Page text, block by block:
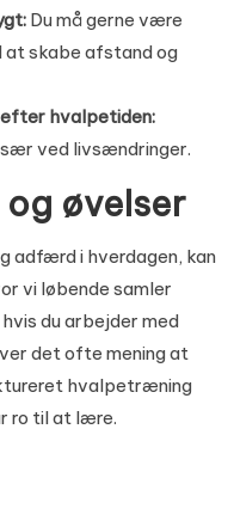
Du må gerne være
at skabe afstand og
hvalpetiden:
ved livsændringer.
øvelser
adfærd i hverdagen, kan
vi løbende samler
du arbejder med
det ofte mening at
hvalpetræning
ro til at lære.